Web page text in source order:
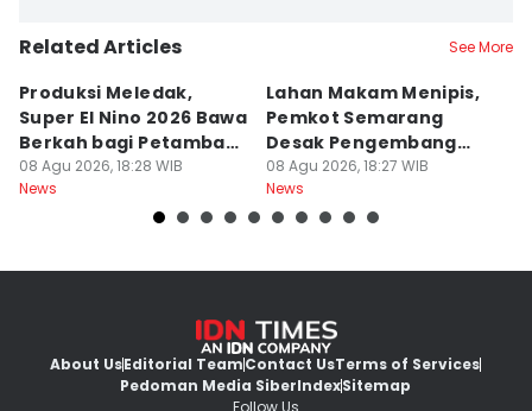
Related Articles See More
Produksi Meledak,
Super El Nino 2026 Bawa
Berkah bagi Petambak
Garam
08 Agu 2026, 18:28 WIB
News
Lahan Makam Menipis,
Pemkot Semarang
Desak Pengembang
Serahkan PSU
08 Agu 2026, 18:27 WIB
News
About UsEditorial TeamContact UsTerms of Services
Pedoman Media SiberIndexSitemap
Follow Us